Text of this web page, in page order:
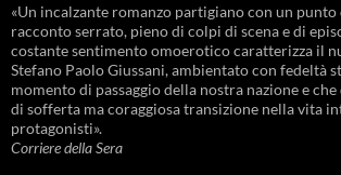
«Un incalzante romanzo partigiano con un punto
racconto serrato, pieno di colpi di scena e di
costante sentimento omoerotico caratterizza il
Stefano Paolo Giussani, ambientato con fedeltà
momento di passaggio della nostra nazione e
di sofferta ma coraggiosa transizione nella vita
protagonisti».
Corriere della Sera